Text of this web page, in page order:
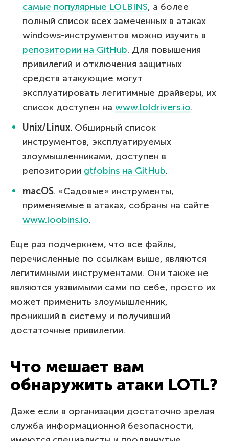
самые популярные LOLBINS, а более
полный список всех замеченных в атаках
windows-инструментов можно изучить в
репозитории на GitHub. Для повышения
привилегий и отключения защитных
средств атакующие могут
эксплуатировать легитимные драйверы, их
список доступен на www.loldrivers.io.
Unix/Linux. Обширный список
инструментов, эксплуатируемых
злоумышленниками, доступен в
репозитории gtfobins на GitHub.
macOS. «Садовые» инструменты,
применяемые в атаках, собраны на сайте
www.loobins.io.
Еще раз подчеркнем, что все файлы,
перечисленные по ссылкам выше, являются
легитимными инструментами. Они также не
являются уязвимыми сами по себе, просто их
может применить злоумышленник,
проникший в систему и получивший
достаточные привилегии.
Что мешает вам
обнаружить атаки LOTL?
Даже если в организации достаточно зрелая
служба информационной безопасности,